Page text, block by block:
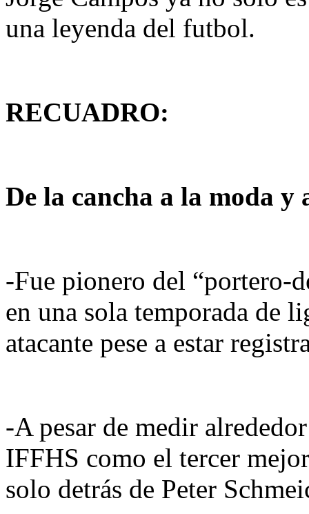
una leyenda del futbol.
RECUADRO:
De la cancha a la moda y
-Fue pionero del
en una sola temporada de
atacante pese a estar
-A pesar de medir
IFFHS como el tercer
solo detrás de Peter